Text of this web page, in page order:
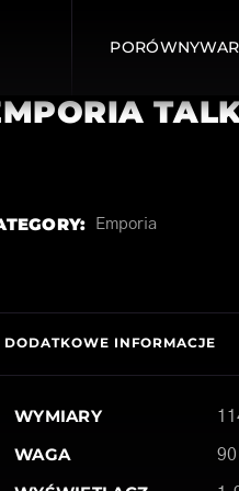
Emporia
DODATKOWE INFORMACJE
WYMIARY
WAGA